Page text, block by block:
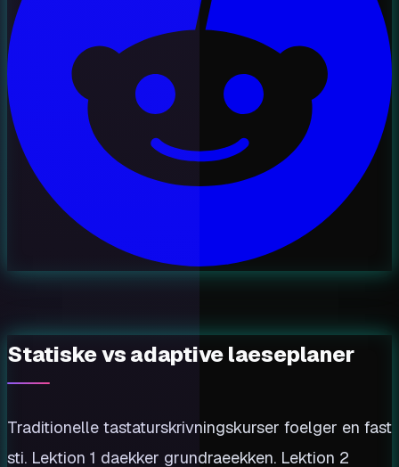
Statiske vs adaptive laeseplaner
Traditionelle tastaturskrivningskurser foelger en fast
sti. Lektion 1 daekker grundraeekken. Lektion 2